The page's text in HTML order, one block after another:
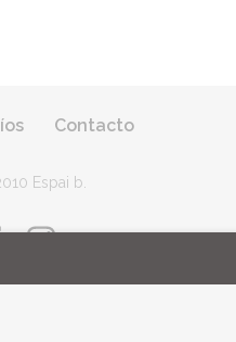
Contacto
Espai b.